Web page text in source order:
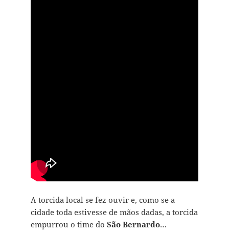
A torcida local se fez ouvir e, como se a
cidade toda estivesse de mãos dadas, a torcida
empurrou o time do São Bernardo…